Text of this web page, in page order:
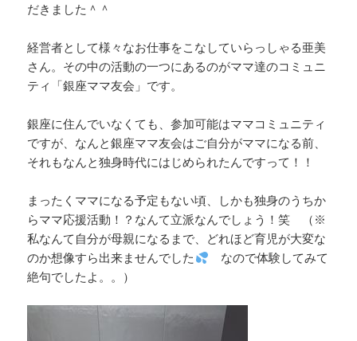
だきました＾＾
経営者として様々なお仕事をこなしていらっしゃる亜美
さん。その中の活動の一つにあるのがママ達のコミュニ
ティ「銀座ママ友会」です。
銀座に住んでいなくても、参加可能はママコミュニティ
ですが、なんと銀座ママ友会はご自分がママになる前、
それもなんと独身時代にはじめられたんですって！！
まったくママになる予定もない頃、しかも独身のうちか
らママ応援活動！？なんて立派なんでしょう！笑 （※
私なんて自分が母親になるまで、どれほど育児が大変な
のか想像すら出来ませんでした
なので体験してみて
絶句でしたよ。。）